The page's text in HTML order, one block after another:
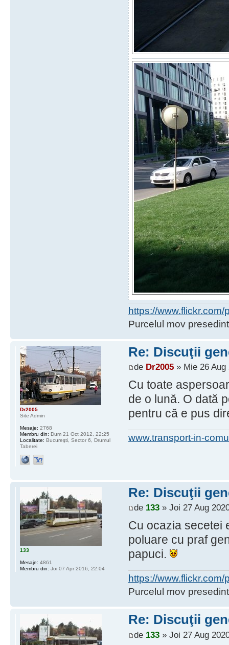
https://
Purcelul mov
Re: Discuţii
de Dr2005» Mie 26 Aug
Cu toate
de o lună. O dată
pentru că e pus
www.transport-in-
Dr2005
Site Admin
Mesaje: 2768
Membru din: Dum 21 Oct 2012, 22:25
Localitate: Bucureşti, Sector 6, Drumul
Taberei
Re: Discuţii
de 133» Joi 27 Aug
Cu ocazia secetei
poluare cu praf
papuci.
https://
Purcelul mov
133
Mesaje: 4861
Membru din: Joi 07 Apr 2016, 22:04
Re: Discuţii
de 133» Joi 27 Aug